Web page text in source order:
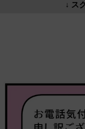
↓ ス